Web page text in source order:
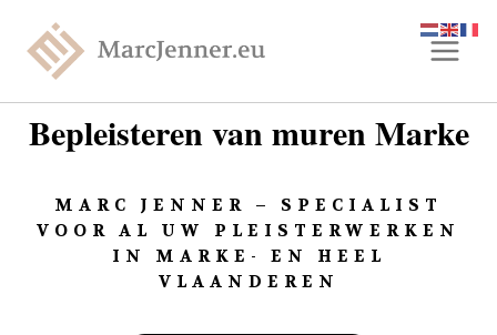
Bepleisteren van muren Marke
MARC JENNER – SPECIALIST
VOOR AL UW PLEISTERWERKEN
IN MARKE- EN HEEL
VLAANDEREN